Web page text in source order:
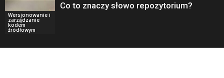
Wersjonowanie i
zarządzanie
kodem
źródłowym
Co to znaczy słowo repozytorium?